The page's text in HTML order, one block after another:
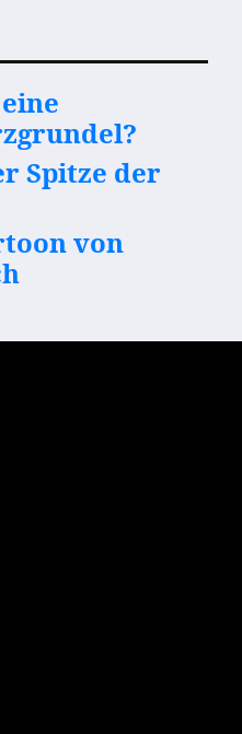
Spitze der
von